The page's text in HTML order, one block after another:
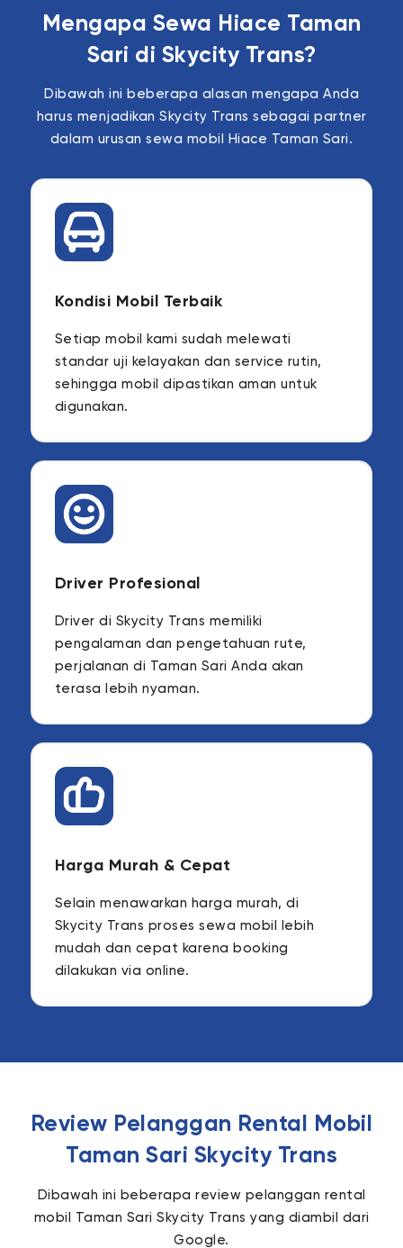
Mengapa Sewa Hiace Taman
Sari di Skycity Trans?
Dibawah ini beberapa alasan mengapa Anda
harus menjadikan Skycity Trans sebagai partner
dalam urusan sewa mobil Hiace Taman Sari.
Kondisi Mobil Terbaik
Setiap mobil kami sudah melewati
standar uji kelayakan dan service rutin,
sehingga mobil dipastikan aman untuk
digunakan.
Driver Profesional
Driver di Skycity Trans memiliki
pengalaman dan pengetahuan rute,
perjalanan di Taman Sari Anda akan
terasa lebih nyaman.
Harga Murah & Cepat
Selain menawarkan harga murah, di
Skycity Trans proses sewa mobil lebih
mudah dan cepat karena booking
dilakukan via online.
Review Pelanggan Rental Mobil
Taman Sari Skycity Trans
Dibawah ini beberapa review pelanggan rental
mobil Taman Sari Skycity Trans yang diambil dari
Google.